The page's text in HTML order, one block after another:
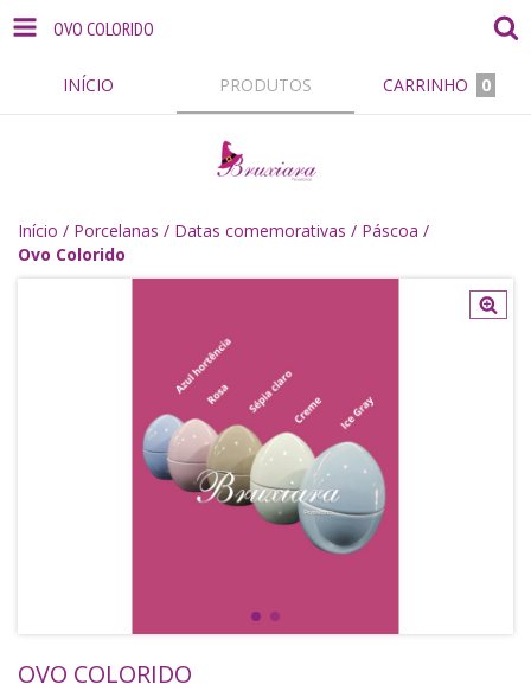
OVO COLORIDO
INÍCIO PRODUTOS CARRINHO 0
Início / Porcelanas / Datas comemorativas / Páscoa /
Ovo Colorido
OVO COLORIDO